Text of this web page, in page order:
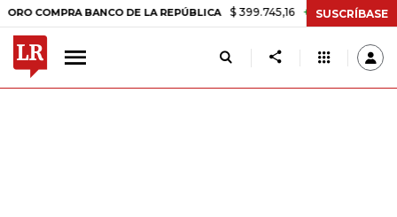
BANCO DE LA REPÚBLICA $ 399.745,16 +$ 2.295,71 +0,58%
SUSCRÍBASE